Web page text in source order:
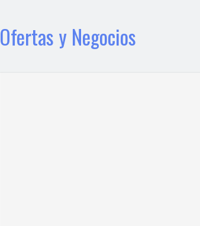
Ofertas y Negocios